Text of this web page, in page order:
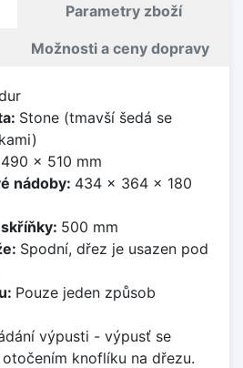
Parametry zboží
Možnosti a ceny dopravy
Stone (tmavší šedá se
490 x 510 mm
nádoby: 434 x 364 x 180
500 mm
Spodní, dřez je usazen pod
Pouze jeden způsob
výpusti - výpusť se
knoflíku na dřezu.